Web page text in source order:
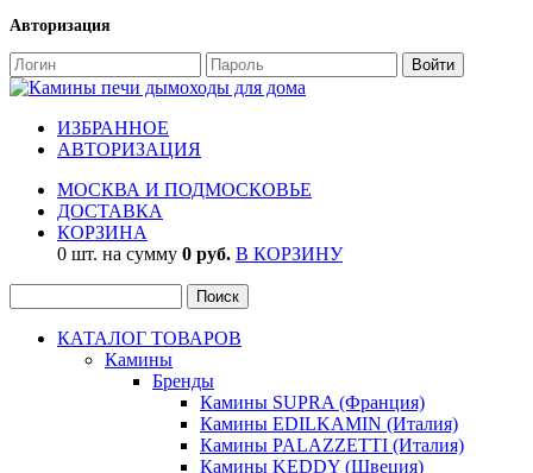
Авторизация
ИЗБРАННОЕ
АВТОРИЗАЦИЯ
МОСКВА И ПОДМОСКОВЬЕ
ДОСТАВКА
КОРЗИНА
0 шт. на сумму 0 руб. В КОРЗИНУ
КАТАЛОГ ТОВАРОВ
Камины
Бренды
Камины SUPRA (Франция)
Камины EDILKAMIN (Италия)
Камины PALAZZETTI (Италия)
Камины KEDDY (Швеция)